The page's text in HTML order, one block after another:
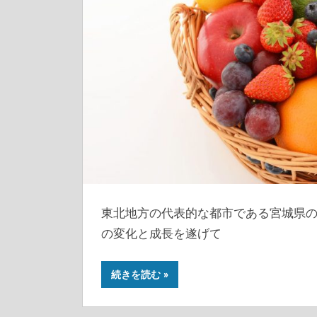
東北地方の代表的な都市である宮城県
の変化と成長を遂げて
続きを読む